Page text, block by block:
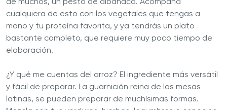
cualquiera de esto con los vegetales que tengas a
mano y tu proteína favorita, y ya tendrás un plato
bastante completo, que requiere muy poco tiempo de
elaboración.
¿Y qué me cuentas del arroz? El ingrediente más versátil
y fácil de preparar. La guarnición reina de las mesas
latinas, se pueden preparar de muchísimas formas.